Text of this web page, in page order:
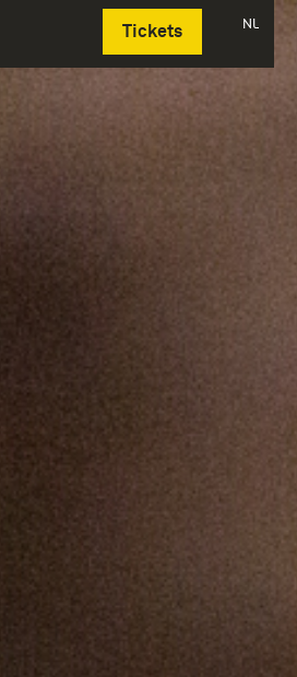
Tickets NL
Deutsch